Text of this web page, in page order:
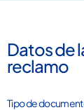
Datos de
reclamo
Tipo de